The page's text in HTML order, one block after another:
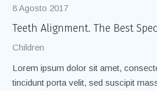
8 Agosto 2017
Teeth Alignment. The Best
Children
Lorem ipsum dolor sit amet,
tincidunt porta velit, sed suscipit